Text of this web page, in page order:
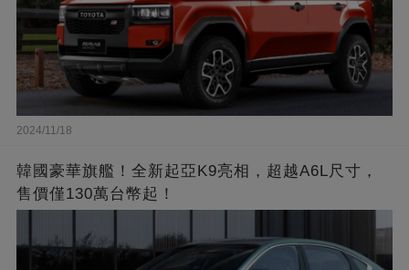
2024/11/18
韓國豪華旗艦！全新起亞K9亮相，超越A6L尺寸，
售價僅130萬台幣起！